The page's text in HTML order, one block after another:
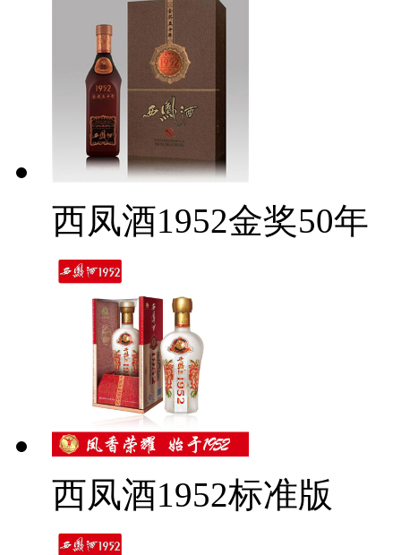
西凤酒1952金奖50年
西凤酒1952标准版